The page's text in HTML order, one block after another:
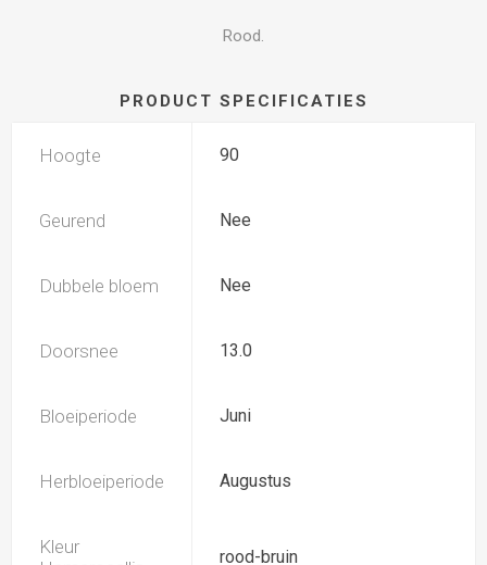
Rood.
PRODUCT SPECIFICATIES
Hoogte 90
Geurend Nee
Dubbele bloem Nee
Doorsnee 13.0
Bloeiperiode Juni
Herbloeiperiode Augustus
Kleur
rood-bruin